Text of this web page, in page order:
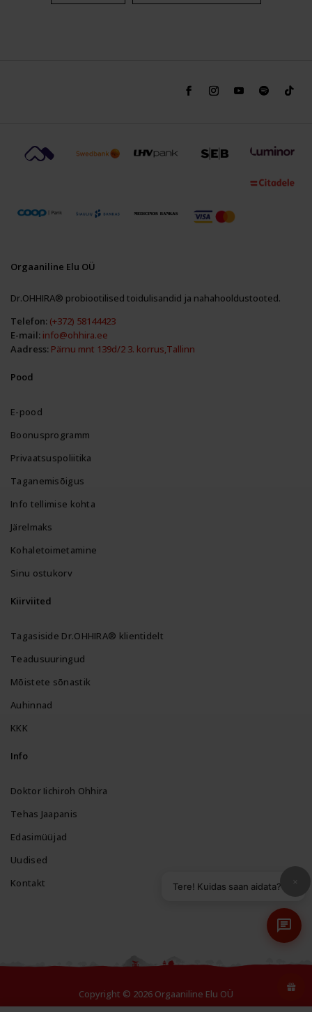
Orgaaniline Elu OÜ
Dr.OHHIRA® probiootilised toidulisandid ja nahahooldustooted.
Telefon: (+372) 58144423
E-mail: info@ohhira.ee
Aadress: Pärnu mnt 139d/2 3. korrus,Tallinn
Pood
E-pood
Boonusprogramm
Privaatsuspoliitika
Taganemisõigus
Info tellimise kohta
Järelmaks
Kohaletoimetamine
Sinu ostukorv
Kiirviited
Tagasiside Dr.OHHIRA® klientidelt
Teadusuuringud
Mõistete sõnastik
Auhinnad
KKK
Info
Doktor Iichiroh Ohhira
Tehas Jaapanis
Edasimüüjad
Uudised
Kontakt
Copyright © 2026 Orgaaniline Elu OÜ
×
Tere! Kuidas saan aidata?